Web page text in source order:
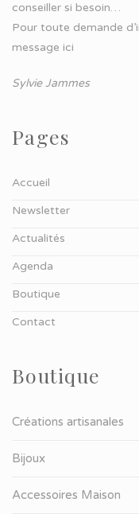
conseiller si besoin…
Pour toute demande
message ici
Sylvie Jammes
Pages
Accueil
Newsletter
Actualités
Agenda
Boutique
Contact
Boutique
Créations artisanales
Bijoux
Accessoires Maison